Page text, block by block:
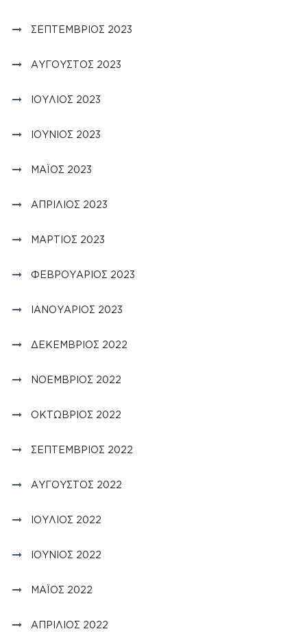
ΣΕΠΤΈΜΒΡΙΟΣ 2023
ΑΎΓΟΥΣΤΟΣ 2023
ΙΟΎΛΙΟΣ 2023
ΙΟΎΝΙΟΣ 2023
ΜΆΙΟΣ 2023
ΑΠΡΊΛΙΟΣ 2023
ΜΆΡΤΙΟΣ 2023
ΦΕΒΡΟΥΆΡΙΟΣ 2023
ΙΑΝΟΥΆΡΙΟΣ 2023
ΔΕΚΈΜΒΡΙΟΣ 2022
ΝΟΈΜΒΡΙΟΣ 2022
ΟΚΤΏΒΡΙΟΣ 2022
ΣΕΠΤΈΜΒΡΙΟΣ 2022
ΑΎΓΟΥΣΤΟΣ 2022
ΙΟΎΛΙΟΣ 2022
ΙΟΎΝΙΟΣ 2022
ΜΆΙΟΣ 2022
ΑΠΡΊΛΙΟΣ 2022